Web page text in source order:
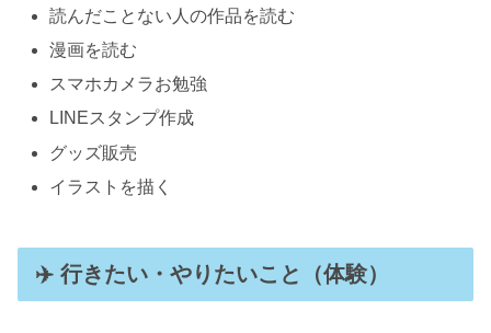
読んだことない人の作品を読む
漫画を読む
スマホカメラお勉強
LINEスタンプ作成
グッズ販売
イラストを描く
✈️ 行きたい・やりたいこと（体験）